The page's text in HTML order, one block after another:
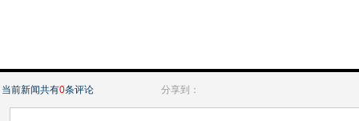
当前新闻共有0条评论 分享到：